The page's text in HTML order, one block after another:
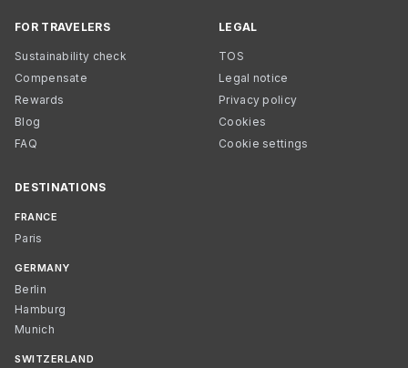
FOR TRAVELERS
Sustainability check
Compensate
Rewards
Blog
FAQ
LEGAL
TOS
Legal notice
Privacy policy
Cookies
Cookie settings
DESTINATIONS
FRANCE
Paris
GERMANY
Berlin
Hamburg
Munich
SWITZERLAND